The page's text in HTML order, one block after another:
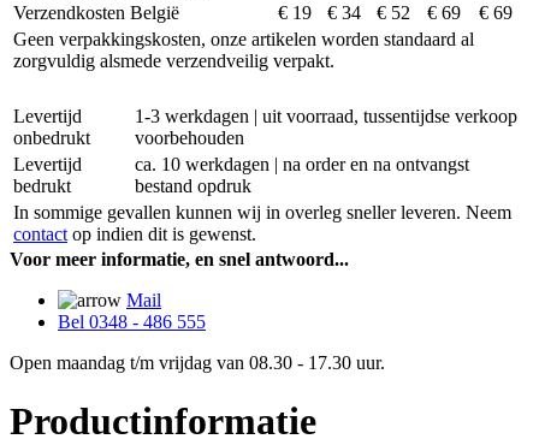
Verzendkosten België
€ 19 € 34 € 52 € 69
€ 69
Geen verpakkingskosten, onze artikelen worden standaard al
zorgvuldig alsmede verzendveilig verpakt.
Levertijd
onbedrukt
1-3 werkdagen | uit voorraad, tussentijdse verkoop
voorbehouden
Levertijd
bedrukt
ca. 10 werkdagen | na order en na ontvangst
bestand opdruk
In sommige gevallen kunnen wij in overleg sneller leveren. Neem
contact op indien dit is gewenst.
Voor meer informatie, en snel antwoord...
Mail
Bel 0348 - 486 555
Open maandag t/m vrijdag van 08.30 - 17.30 uur.
Productinformatie